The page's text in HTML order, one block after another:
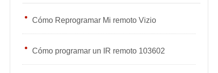
Cómo Reprogramar Mi remoto Vizio
Cómo programar un IR remoto 103602